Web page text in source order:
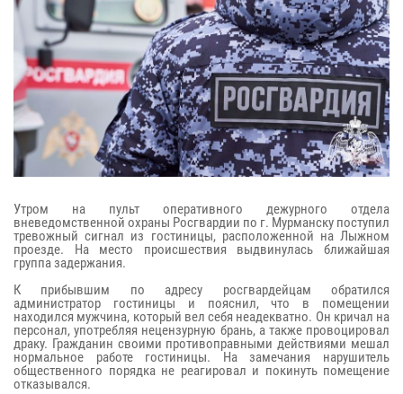
Утром на пульт оперативного дежурного отдела
вневедомственной охраны Росгвардии по г. Мурманску поступил
тревожный сигнал из гостиницы, расположенной на Лыжном
проезде. На место происшествия выдвинулась ближайшая
группа задержания.
К прибывшим по адресу росгвардейцам обратился
администратор гостиницы и пояснил, что в помещении
находился мужчина, который вел себя неадекватно. Он кричал на
персонал, употребляя нецензурную брань, а также провоцировал
драку. Гражданин своими противоправными действиями мешал
нормальное работе гостиницы. На замечания нарушитель
общественного порядка не реагировал и покинуть помещение
отказывался.